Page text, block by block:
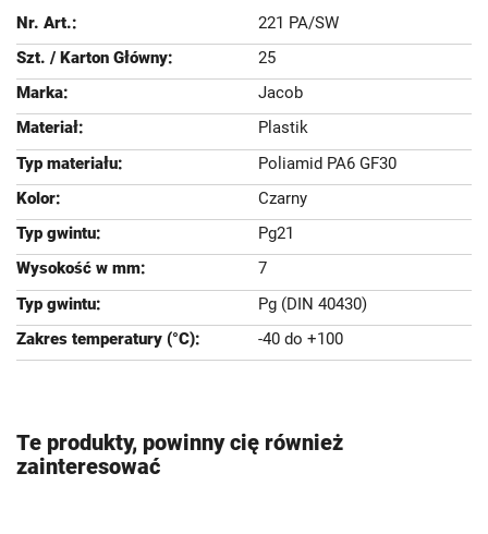
221 PA/SW
25
Jacob
Plastik
Poliamid PA6 GF30
Czarny
Pg21
7
Pg (DIN 40430)
-40 do +100
Te produkty, powinny cię również
zainteresować